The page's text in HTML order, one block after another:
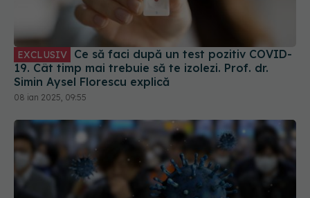
EXCLUSIV
19. Cât timp mai trebuie să te izolezi. Prof. dr.
Simin Aysel Florescu explică
08 ian 2025, 09:55